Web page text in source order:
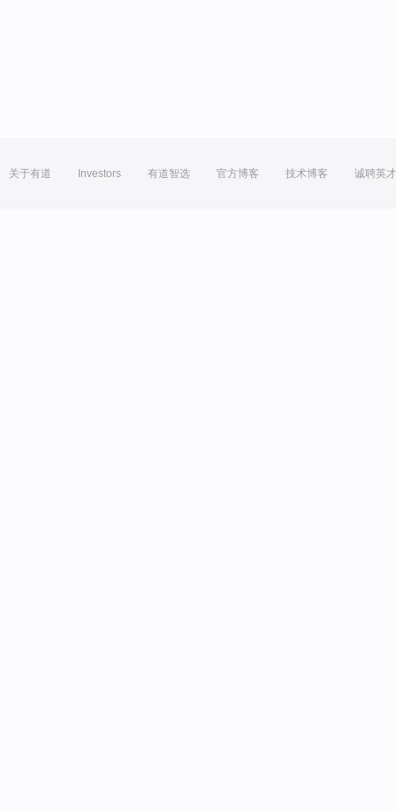
关于有道 Investors 有道智选 官方博客 技术博客 诚聘英才